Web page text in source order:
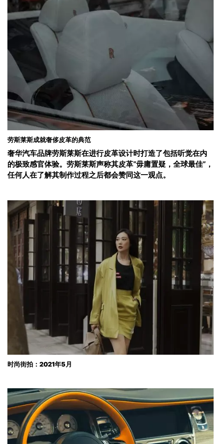
劳斯莱斯成就奢侈皮革的典范
奢华汽车品牌劳斯莱斯在进行皮革设计时打造了包括听觉在内
的极致感官体验。劳斯莱斯声称其皮革“毋庸置疑，全球最佳”，
任何人在了解其制作过程之后都会赞同这一观点。
时尚街拍：2021年5月